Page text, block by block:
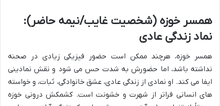
همسر خوزه (شخصیت غایب/نیمه حاضر):
نماد زندگی عادی
همسر خوزه، هرچند ممکن است حضور فیزیکی زیادی در صحنه
نداشته باشد، اما حضورش به شدت حس می شود و نقش نمادینی
ایفا می کند. او نمادی از زندگی عادی، عشق خانوادگی، ثبات، و خواسته
های انسانی فراتر از شهرت و خشونت است. کشمکش درونی خوزه